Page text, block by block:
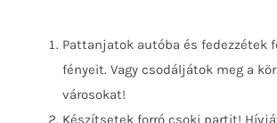
Pattanjatok autóba és fedezzétek
fényeit. Vagy csodáljátok meg a
városokat!
Készítsetek forró csoki partit!